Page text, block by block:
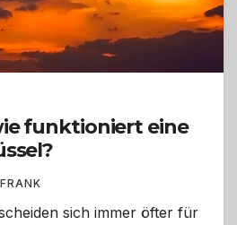
funktioniert eine
FRANK
sich immer öfter für